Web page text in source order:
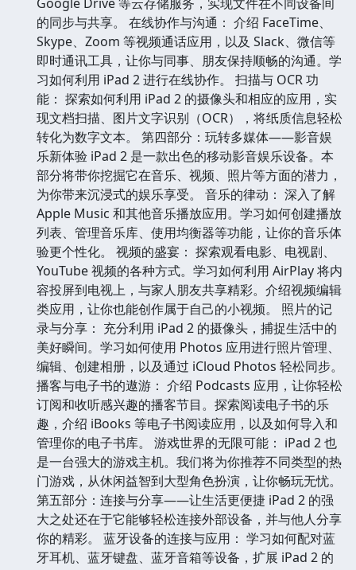
的同步与共享。 在线协作与沟通： 介绍 FaceTime、
Skype、Zoom 等视频通话应用，以及 Slack、微信等
即时通讯工具，让你与同事、朋友保持顺畅的沟通。学
习如何利用 iPad 2 进行在线协作。 扫描与 OCR 功
能： 探索如何利用 iPad 2 的摄像头和相应的应用，实
现文档扫描、图片文字识别（OCR），将纸质信息轻松
转化为数字文本。 第四部分：玩转多媒体——影音娱
乐新体验 iPad 2 是一款出色的移动影音娱乐设备。本
部分将带你挖掘它在音乐、视频、照片等方面的潜力，
为你带来沉浸式的娱乐享受。 音乐的律动： 深入了解
Apple Music 和其他音乐播放应用。学习如何创建播放
列表、管理音乐库、使用均衡器等功能，让你的音乐体
验更个性化。 视频的盛宴： 探索观看电影、电视剧、
YouTube 视频的各种方式。学习如何利用 AirPlay 将内
容投屏到电视上，与家人朋友共享精彩。介绍视频编辑
类应用，让你也能创作属于自己的小视频。 照片的记
录与分享： 充分利用 iPad 2 的摄像头，捕捉生活中的
美好瞬间。学习如何使用 Photos 应用进行照片管理、
编辑、创建相册，以及通过 iCloud Photos 轻松同步。
播客与电子书的遨游： 介绍 Podcasts 应用，让你轻松
订阅和收听感兴趣的播客节目。探索阅读电子书的乐
趣，介绍 iBooks 等电子书阅读应用，以及如何导入和
管理你的电子书库。 游戏世界的无限可能： iPad 2 也
是一台强大的游戏主机。我们将为你推荐不同类型的热
门游戏，从休闲益智到大型角色扮演，让你畅玩无忧。
第五部分：连接与分享——让生活更便捷 iPad 2 的强
大之处还在于它能够轻松连接外部设备，并与他人分享
你的精彩。 蓝牙设备的连接与应用： 学习如何配对蓝
牙耳机、蓝牙键盘、蓝牙音箱等设备，扩展 iPad 2 的